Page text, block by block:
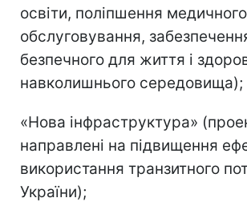
освіти, поліпшення медичного
обслуговування,
безпечного для життя і
навколишнього середовища);
«Нова інфраструктура»
направлені на підвищення
використання транзитного
України);